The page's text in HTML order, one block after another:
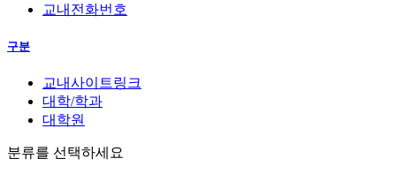
교내전화번호
구분
교내사이트링크
대학/학과
대학원
분류를 선택하세요